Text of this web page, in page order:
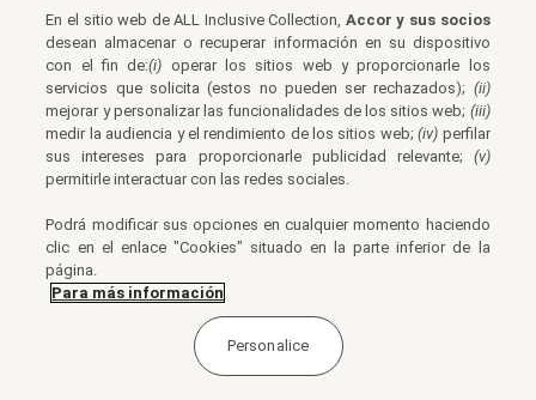
En el sitio web de ALL Inclusive Collection, Accor y sus socios
desean almacenar o recuperar información en su dispositivo
con el fin de:(i) operar los sitios web y proporcionarle los
servicios que solicita (estos no pueden ser rechazados); (ii)
mejorar y personalizar las funcionalidades de los sitios web; (iii)
medir la audiencia y el rendimiento de los sitios web;(iv) perfilar
sus intereses para proporcionarle publicidad relevante; (v)
permitirle interactuar con las redes sociales.
Podrá modificar sus opciones en cualquier momento haciendo
clic en el enlace "Cookies" situado en la parte inferior de la
página.
Para más información
Personalice